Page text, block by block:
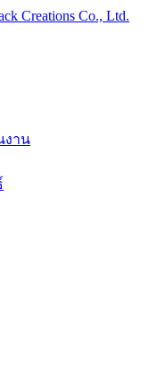
Creations Co., Ltd.
งาน